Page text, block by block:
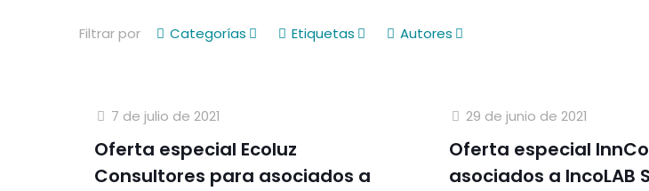
Filtrar por Categorías Etiquetas Autores
7 de julio de 2021
Oferta especial Ecoluz
Consultores para asociados a
29 de junio de 2021
Oferta especial
asociados a IncoLAB